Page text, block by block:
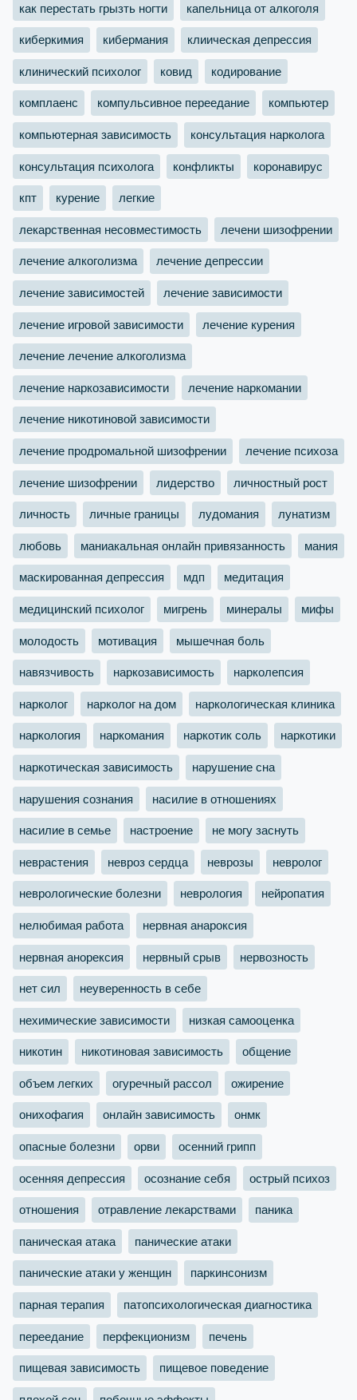
как перестать грызть ногти капельница от алкоголя
киберкимия кибермания клиическая депрессия
клинический психолог ковид кодирование
комплаенс компульсивное переедание компьютер
компьютерная зависимость консультация нарколога
консультация психолога конфликты коронавирус
кпт курение легкие
лекарственная несовместимость лечени шизофрении
лечение алкоголизма лечение депрессии
лечение зависимостей лечение зависимости
лечение игровой зависимости лечение курения
лечение лечение алкоголизма
лечение наркозависимости лечение наркомании
лечение никотиновой зависимости
лечение продромальной шизофрении лечение психоза
лечение шизофрении лидерство личностный рост
личность личные границы лудомания лунатизм
любовь маниакальная онлайн привязанность мания
маскированная депрессия мдп медитация
медицинский психолог мигрень минералы мифы
молодость мотивация мышечная боль
навязчивость наркозависимость нарколепсия
нарколог нарколог на дом наркологическая клиника
наркология наркомания наркотик соль наркотики
наркотическая зависимость нарушение сна
нарушения сознания насилие в отношениях
насилие в семье настроение не могу заснуть
неврастения невроз сердца неврозы невролог
неврологические болезни неврология нейропатия
нелюбимая работа нервная анароксия
нервная анорексия нервный срыв нервозность
нет сил неуверенность в себе
нехимические зависимости низкая самооценка
никотин никотиновая зависимость общение
объем легких огуречный рассол ожирение
онихофагия онлайн зависимость онмк
опасные болезни орви осенний грипп
осенняя депрессия осознание себя острый психоз
отношения отравление лекарствами паника
паническая атака панические атаки
панические атаки у женщин паркинсонизм
парная терапия патопсихологическая диагностика
переедание перфекционизм печень
пищевая зависимость пищевое поведение